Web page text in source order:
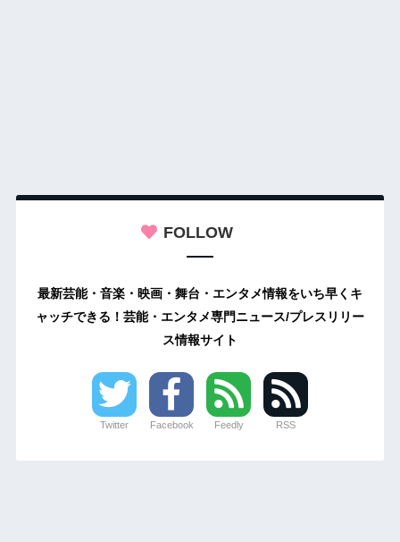
FOLLOW
最新芸能・音楽・映画・舞台・エンタメ情報をいち早くキ
ャッチできる！芸能・エンタメ専門ニュース/プレスリリー
ス情報サイト
Twitter Facebook Feedly RSS